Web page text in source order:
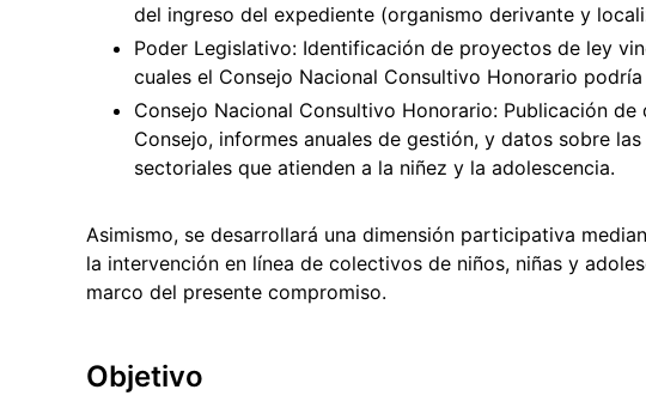
del ingreso del expediente (organismo derivante y
Poder Legislativo: Identificación de proyectos de ley
cuales el Consejo Nacional Consultivo Honorario
Consejo Nacional Consultivo Honorario: Publicación
Consejo, informes anuales de gestión, y datos sobre
sectoriales que atienden a la niñez y la adolescencia.
Asimismo, se desarrollará una dimensión participativa
la intervención en línea de colectivos de niños, niñas y
marco del presente compromiso.
Objetivo